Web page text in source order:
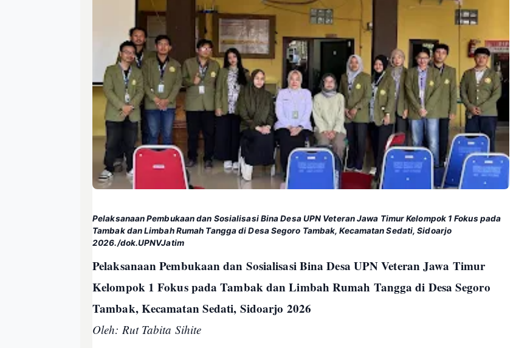
Pelaksanaan Pembukaan dan Sosialisasi Bina Desa UPN Veteran Jawa Timur Kelompok 1 Fokus pada
Tambak dan Limbah Rumah Tangga di Desa Segoro Tambak, Kecamatan Sedati, Sidoarjo
2026./dok.UPNVJatim
Pelaksanaan Pembukaan dan Sosialisasi Bina Desa UPN Veteran Jawa Timur
Kelompok 1 Fokus pada Tambak dan Limbah Rumah Tangga di Desa Segoro
Tambak, Kecamatan Sedati, Sidoarjo 2026
Oleh: Rut Tabita Sihite